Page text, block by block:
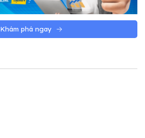
Khám phá ngay